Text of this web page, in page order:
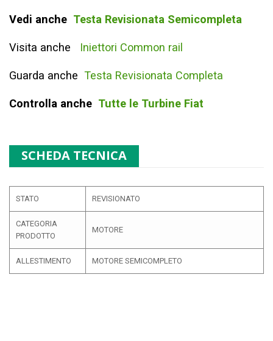
Vedi anche Testa Revisionata Semicompleta
Visita anche Iniettori Common rail
Guarda anche Testa Revisionata Completa
Controlla anche Tutte le Turbine Fiat
SCHEDA TECNICA
STATO REVISIONATO
CATEGORIA
PRODOTTO
MOTORE
ALLESTIMENTO MOTORE SEMICOMPLETO